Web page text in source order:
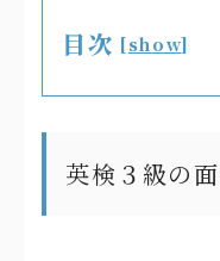
目次 [show]
英検３級の